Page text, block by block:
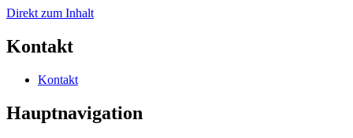
Direkt zum Inhalt
Kontakt
Kontakt
Hauptnavigation